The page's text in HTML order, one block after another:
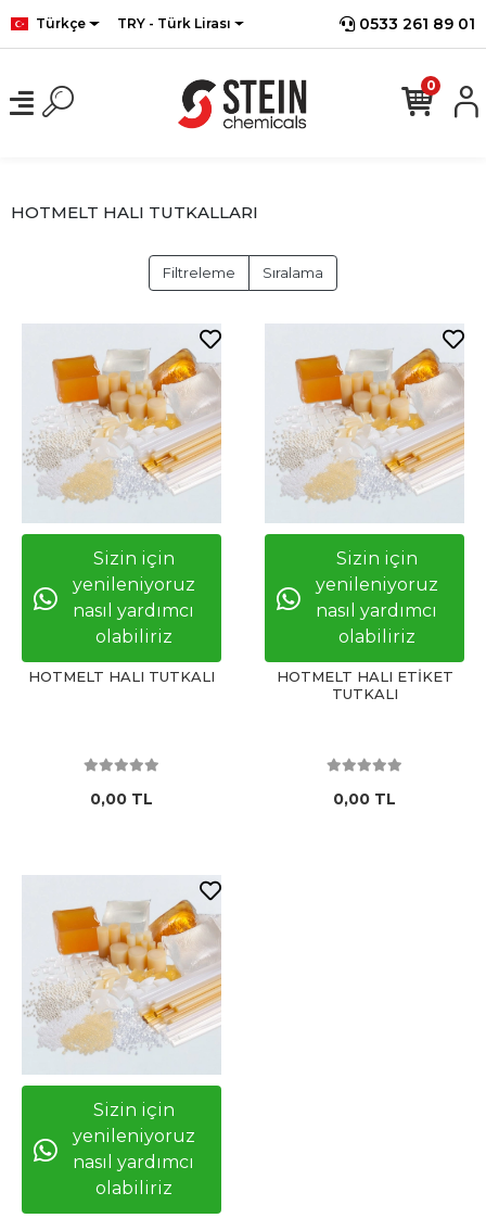
Türkçe TRY - Türk Lirası 0533 261 89 01
0
HOTMELT HALI TUTKALLARI
Filtreleme Sıralama
Sizin için
yenileniyoruz
nasıl yardımcı
olabiliriz
HOTMELT HALI TUTKALI
0,00 TL
Sizin için
yenileniyoruz
nasıl yardımcı
olabiliriz
HOTMELT HALI ETİKET
TUTKALI
0,00 TL
Sizin için
yenileniyoruz
nasıl yardımcı
olabiliriz